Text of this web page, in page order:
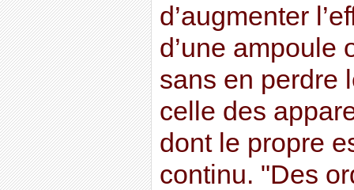
d’augmenter
d’une ampoule
sans en perdre
celle des
dont le propre
continu. "Des